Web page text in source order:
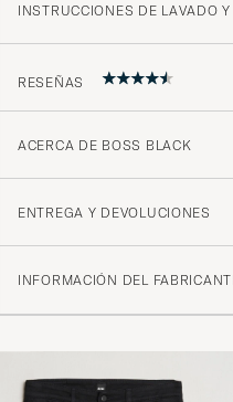
INSTRUCCIONES DE LAVADO
RESEÑAS
ACERCA DE BOSS BLACK
ENTREGA Y DEVOLUCIONES
INFORMACIÓN DEL